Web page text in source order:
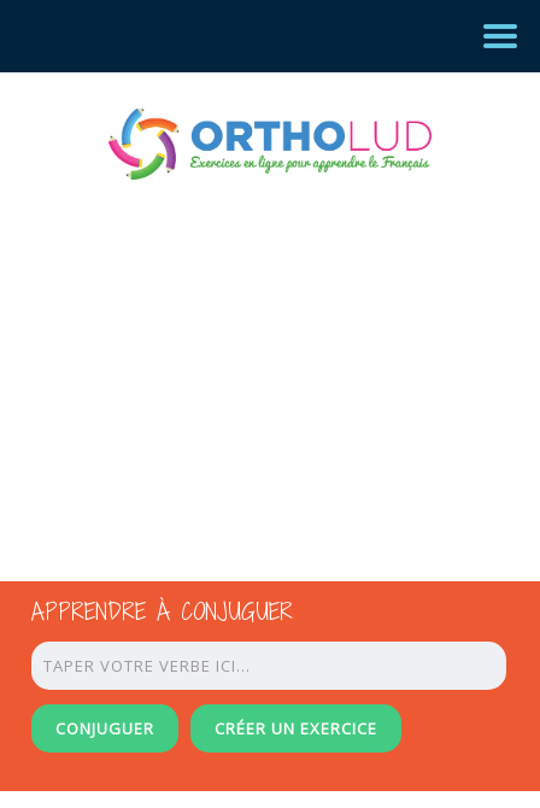
APPRENDRE À CONJUGUER
CONJUGUER CRÉER UN EXERCICE